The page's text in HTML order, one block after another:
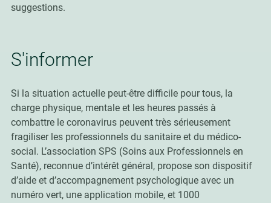
suggestions.
S'informer
Si la situation actuelle peut-être difficile pour tous, la
charge physique, mentale et les heures passés à
combattre le coronavirus peuvent très sérieusement
fragiliser les professionnels du sanitaire et du médico-
social. L’association SPS (Soins aux Professionnels en
Santé), reconnue d’intérêt général, propose son dispositif
d’aide et d’accompagnement psychologique avec un
numéro vert, une application mobile, et 1000